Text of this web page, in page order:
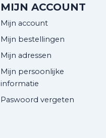
MIJN ACCOUNT
Mijn account
Mijn bestellingen
Mijn adressen
Mijn persoonlijke
informatie
Paswoord vergeten